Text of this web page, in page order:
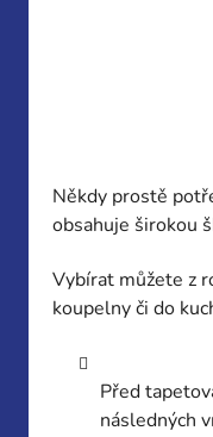
Někdy prostě
obsahuje širokou
Vybírat můžete z
koupelny či do
Před
následných